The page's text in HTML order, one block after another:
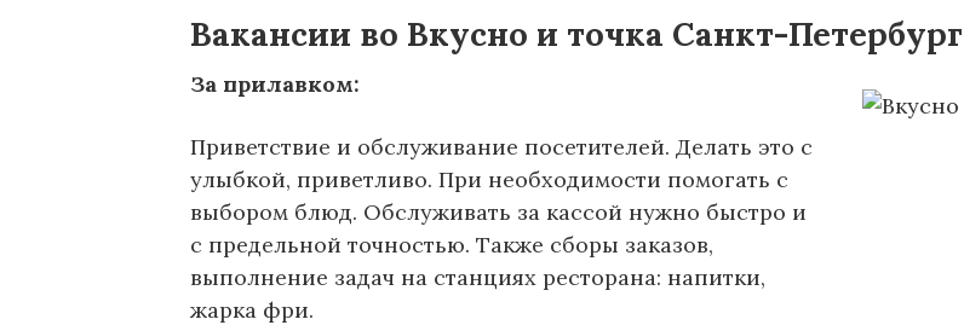
Вакансии во Вкусно и точка Санкт-Петербург
За прилавком:
Приветствие и обслуживание посетителей. Делать это с
улыбкой, приветливо. При необходимости помогать с
выбором блюд. Обслуживать за кассой нужно быстро и
с предельной точностью. Также сборы заказов,
выполнение задач на станциях ресторана: напитки,
жарка фри.